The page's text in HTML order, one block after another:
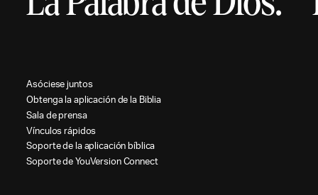
Asóciesejuntos
Obtengalaaplicacióndela Biblia
Saladeprensa
Vínculosrápidos
Soportedelaaplicaciónbíblica
SoportedeYouVersionConnect